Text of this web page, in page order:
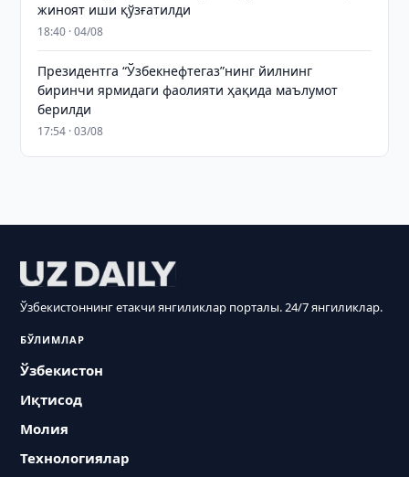
жиноят иши қўзғатилди
18:40 · 04/08
Президентга “Ўзбекнефтегаз”нинг йилнинг
биринчи ярмидаги фаолияти ҳақида маълумот
берилди
17:54 · 03/08
Ўзбекистоннинг етакчи янгиликлар порталы. 24/7 янгиликлар.
БЎЛИМЛАР
Ўзбекистон
Иқтисод
Молия
Технологиялар